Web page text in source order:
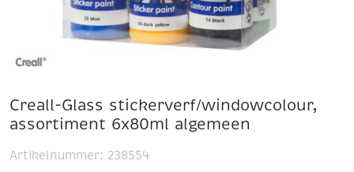
Creall-Glass stickerverf/windowcolour,
assortiment 6x80ml algemeen
Artikelnummer: 238554